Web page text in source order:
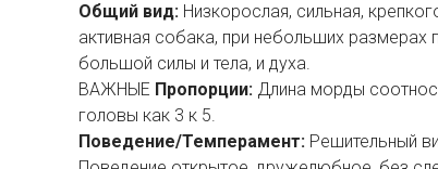
Общий вид: Низкорослая, сильная,
активная собака, при небольших размерах
большой силы и тела, и духа.
ВАЖНЫЕ Пропорции: Длина морды
головы как 3 к 5.
Поведение/Темперамент: Решительный